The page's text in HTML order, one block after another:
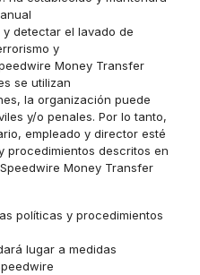
detectar el lavado de
y
Money Transfer
se utilizan
la organización puede
y/o penales. Por lo tanto,
empleado y director esté
procedimientos descritos en
Money Transfer
políticas y procedimientos
lugar a medidas